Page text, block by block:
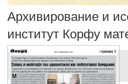
Архивирование и
институт Корфу